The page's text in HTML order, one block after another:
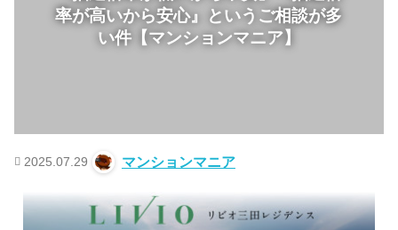
率が高いから安心』というご相談が多
い件【マンションマニア】
2025.07.29 マンションマニア